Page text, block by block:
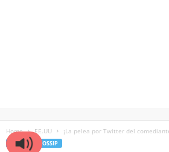
Home EE.UU ¡La pelea por Twitter del
EE.UU GOSSIP